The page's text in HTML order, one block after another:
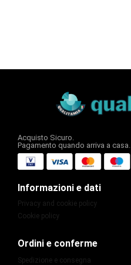
Acquisto Sicuro.
Pagamento quando arriva a casa.
Informazioni e dati
Privacy and cookie policy
Cookie policy
Ordini e conferme
Spedizione e consegna